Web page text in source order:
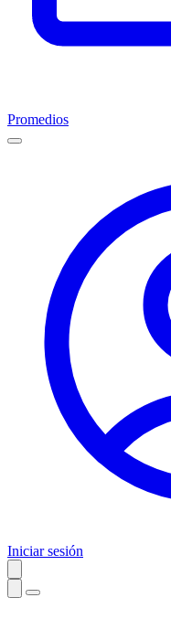
Promedios
Iniciar sesión